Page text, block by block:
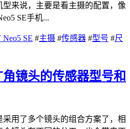
来说，主要是看主摄的配置，像
SE手机...
Neo5 SE #主摄 #传感器 #型号 #尺
镜头的传感器型号和
用了多个镜头的组合方案了，相